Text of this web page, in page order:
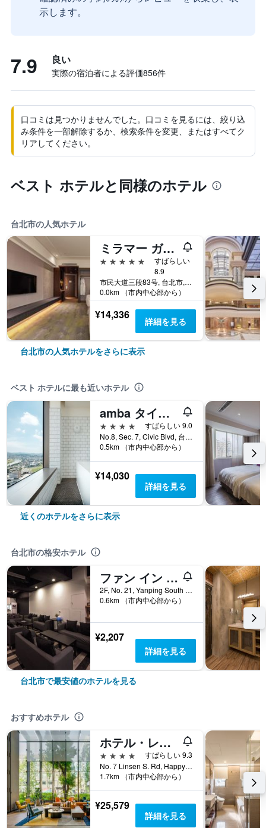
示します。
7.9 良い
実際の宿泊者による評価856​件
口コミは見つかりませんでした。口コミを見るには、絞り込
み条件を一部解除するか、検索条件を変更、またはすべてク
リアしてください。
ベスト ホテルと同様のホテル
台北市の人気ホテル
ミラマー ガーデン タイペイ
5つ星
すばらしい
8.9
市民大道三段83号, 台北市, 台湾
0.0km （市内中心部から）
¥14,336 詳細を見る
台北市の人気ホテルをさらに表示
ベスト ホテルに最も近いホテル
amba タイペイ ソンシャン
4つ星
すばらしい 9.0
No.8, Sec. 7, Civic Blvd, 台北市, 台湾
0.5km （市内中心部から）
¥14,030
詳細を見る
近くのホテルをさらに表示
台北市の格安ホテル
ファン イン 台北 ホステル
2F, No. 21, Yanping South Road, 台北市, 台湾
0.6km （市内中心部から）
¥2,207
詳細を見る
台北市で最安値のホテルを見る
おすすめホテル
ホテル・レゾナンス台北・タペストリー・コレクションbyヒルトン
4つ星
すばらしい 9.3
No. 7 Linsen S. Rd, Happy Village, 台北市, 台湾
1.7km （市内中心部から）
¥25,579
詳細を見る